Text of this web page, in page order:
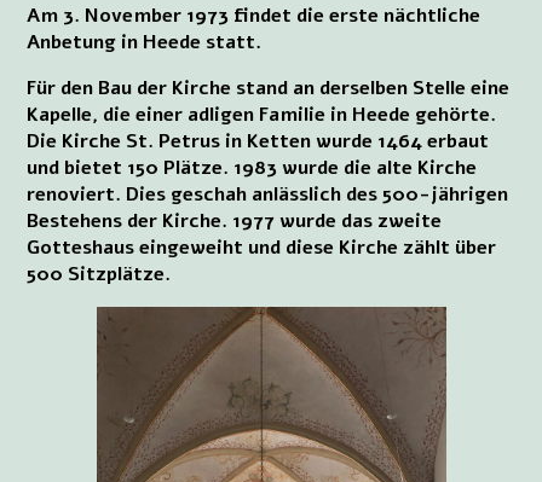
Am 3. November 1973 findet die erste nächtliche
Anbetung in Heede statt.
Für den Bau der Kirche stand an derselben Stelle eine
Kapelle, die einer adligen Familie in Heede gehörte.
Die Kirche St. Petrus in Ketten wurde 1464 erbaut
und bietet 150 Plätze. 1983 wurde die alte Kirche
renoviert. Dies geschah anlässlich des 500-jährigen
Bestehens der Kirche. 1977 wurde das zweite
Gotteshaus eingeweiht und diese Kirche zählt über
500 Sitzplätze.